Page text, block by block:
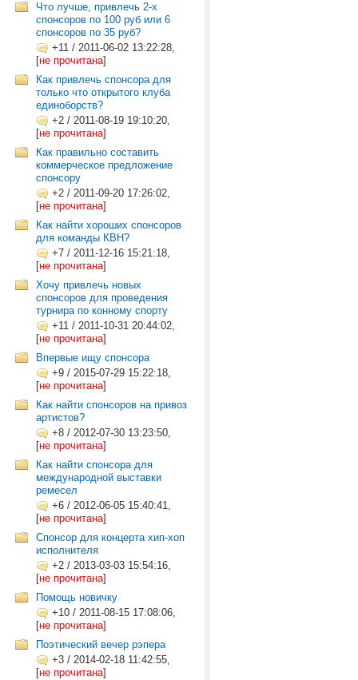
Что лучше, привлечь 2-х
спонсоров по 100 руб или 6
спонсоров по 35 руб?
+11 / 2011-06-02 13:22:28,
[не прочитана]
Как привлечь спонсора для
только что открытого клуба
единоборств?
+2 / 2011-08-19 19:10:20,
[не прочитана]
Как правильно составить
коммерческое предложение
спонсору
+2 / 2011-09-20 17:26:02,
[не прочитана]
Как найти хороших спонсоров
для команды КВН?
+7 / 2011-12-16 15:21:18,
[не прочитана]
Хочу привлечь новых
спонсоров для проведения
турнира по конному спорту
+11 / 2011-10-31 20:44:02,
[не прочитана]
Впервые ищу спонсора
+9 / 2015-07-29 15:22:18,
[не прочитана]
Как найти спонсоров на привоз
артистов?
+8 / 2012-07-30 13:23:50,
[не прочитана]
Как найти спонсора для
международной выставки
ремесел
+6 / 2012-06-05 15:40:41,
[не прочитана]
Cпонсор для концерта хип-хоп
исполнителя
+2 / 2013-03-03 15:54:16,
[не прочитана]
Помощь новичку
+10 / 2011-08-15 17:08:06,
[не прочитана]
Поэтический вечер рэпера
+3 / 2014-02-18 11:42:55,
[не прочитана]